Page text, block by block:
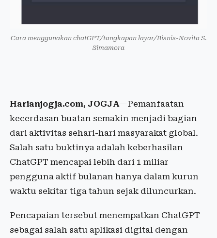
Cara menggunakan chatGPT/tangkapan layar/Bisnis-Novita S.
Simamora
Harianjogja.com, JOGJA—Pemanfaatan
kecerdasan buatan semakin menjadi bagian
dari aktivitas sehari-hari masyarakat global.
Salah satu buktinya adalah keberhasilan
ChatGPT mencapai lebih dari 1 miliar
pengguna aktif bulanan hanya dalam kurun
waktu sekitar tiga tahun sejak diluncurkan.
Pencapaian tersebut menempatkan ChatGPT
sebagai salah satu aplikasi digital dengan